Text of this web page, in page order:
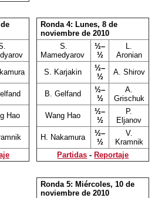
Hao
Ronda 4: Lunes, 8 de
noviembre de 2010
S.
Mamedyarov
½–
½
L.
Aronian
S. Karjakin
½–
½
A. Shirov
B. Gelfand
½–
½
A.
Grischuk
Wang Hao
½–
½
P.
Eljanov
H. Nakamura
½–
½
V.
Kramnik
Partidas - Reportaje
Ronda 5: Miércoles, 10 de
noviembre de 2010